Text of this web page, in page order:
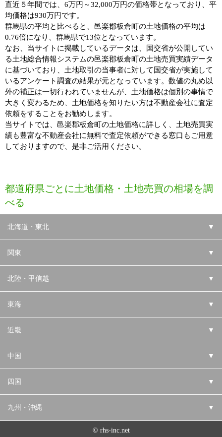
直近５年間では、6万円～32,000万円の価格帯となっており、平
均価格は930万円です。
群馬県の平均と比べると、邑楽郡板倉町の土地価格の平均は
0.76倍になり、群馬県で13位となっています。
なお、当サイトに掲載しているデータは、国交省が公開してい
る土地総合情報システムの邑楽郡板倉町の土地売買実績データ
に基づいており、土地取引の当事者に対して国交省が実施して
いるアンケート調査の結果が元となっています。数値の丸め以
外の補正は一切行われていませんが、土地価格は個別の事情で
大きく変わるため、土地価格を知りたい方は不動産会社に査定
依頼をすることをお勧めします。
当サイトでは、邑楽郡板倉町の土地価格に詳しく、土地売買実
績も豊富な不動産会社に無料で査定依頼ができる窓口もご用意
しておりますので、是非ご活用ください。
都道府県ごとに土地価格・土地売買の相場を調
べる
北海道・東北 ▼
関東 ▼
北陸・甲信越 ▼
東海 ▼
近畿 ▼
中国 ▼
四国 ▼
九州・沖縄 ▼
© rhs-inc.net